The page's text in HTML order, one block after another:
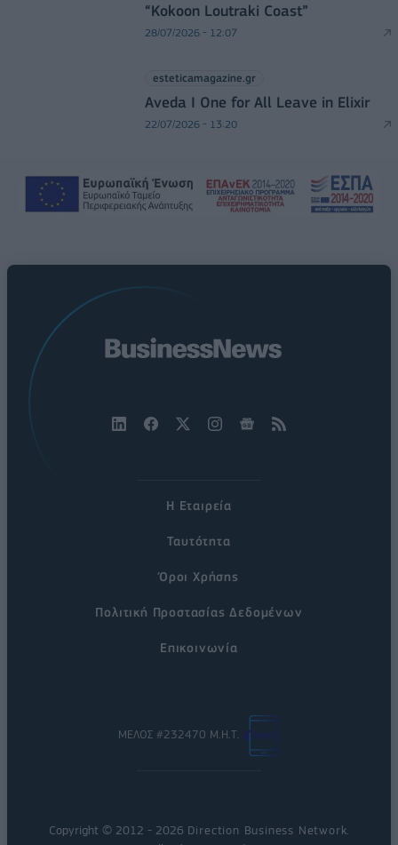
“Kokoon Loutraki Coast”
28/07/2026 - 12:07
esteticamagazine.gr
Aveda I One for All Leave in Elixir
22/07/2026 - 13:20
Η Εταιρεία
Ταυτότητα
Όροι Χρήσης
Πολιτική Προστασίας Δεδομένων
Επικοινωνία
ΜΕΛΟΣ #232470 Μ.Η.Τ.
Copyright © 2012 - 2026 Direction Business Network